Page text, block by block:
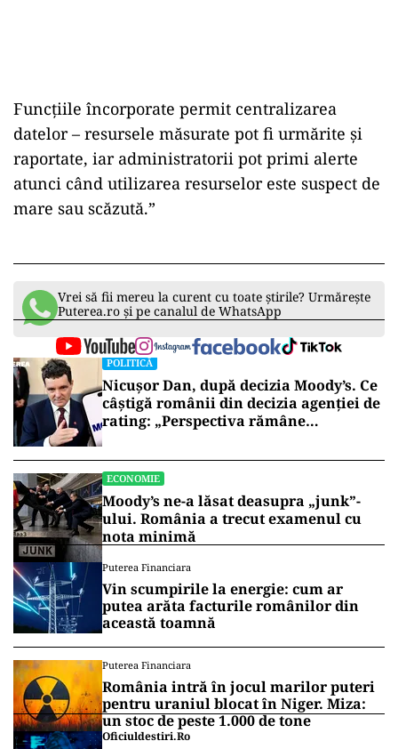
Funcţiile încorporate permit centralizarea
datelor – resursele măsurate pot fi urmărite şi
raportate, iar administratorii pot primi alerte
atunci când utilizarea resurselor este suspect de
mare sau scăzută.”
Vrei să fii mereu la curent cu toate știrile? Urmărește
Puterea.ro și pe canalul de WhatsApp
POLITICĂ
Nicușor Dan, după decizia Moody’s. Ce
câștigă românii din decizia agenției de
rating: „Perspectiva rămâne
ECONOMIE
Moody’s ne-a lăsat deasupra „junk”-
ului. România a trecut examenul cu
nota minimă
Puterea Financiara
Vin scumpirile la energie: cum ar
putea arăta facturile românilor din
această toamnă
Puterea Financiara
România intră în jocul marilor puteri
pentru uraniul blocat în Niger. Miza:
un stoc de peste 1.000 de tone
Oficiuldestiri.ro